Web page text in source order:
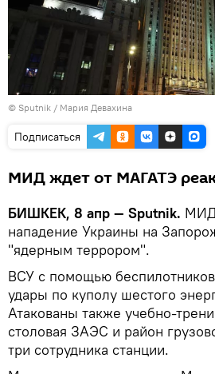
© Sputnik / Мария Девахина
Подписаться
МИД ждет от МАГАТЭ
БИШКЕК, 8 апр — Sputnik. МИД
нападение Украины на
"ядерным террором".
ВСУ с помощью
удары по куполу шестого
Атакованы также учебно-
столовая ЗАЭС и район
три сотрудника станции.